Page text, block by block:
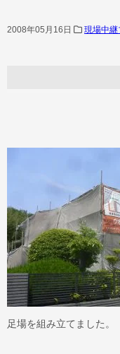
2008年05月16日 現場中継
足場を組み立てました。